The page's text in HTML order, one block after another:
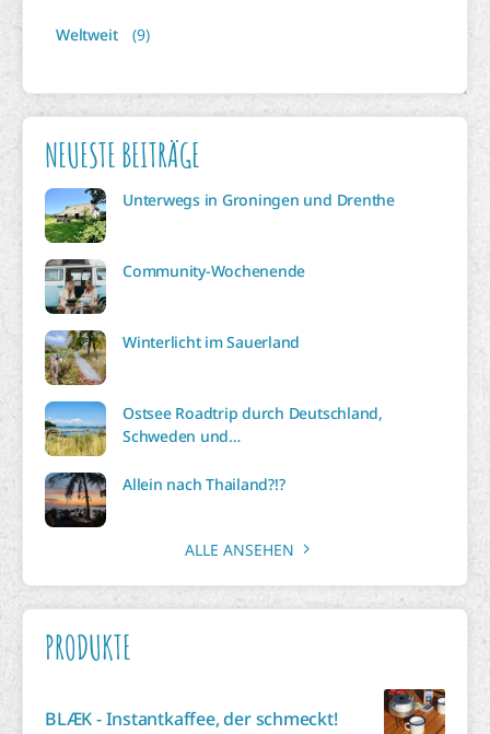
Weltweit (9)
NEUESTE BEITRÄGE
Unterwegs in Groningen und Drenthe
Community-Wochenende
Winterlicht im Sauerland
Ostsee Roadtrip durch Deutschland,
Schweden und…
Allein nach Thailand?!?
ALLE ANSEHEN
PRODUKTE
BLÆK - Instantkaffee, der schmeckt!